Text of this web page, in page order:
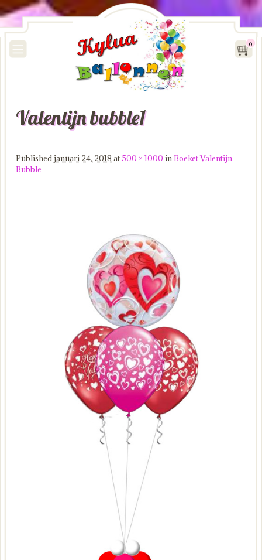
0
Image navigation
Valentijn bubble1
Publishedjanuari 24, 2018 at500 × 1000 inBoeket Valentijn
Bubble